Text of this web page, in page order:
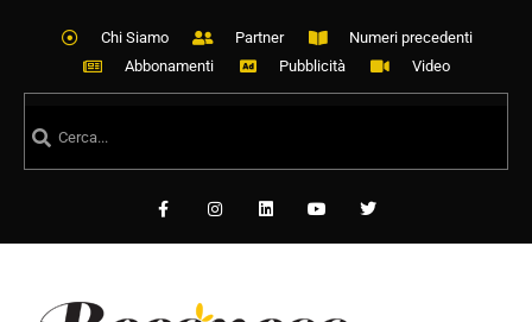
Chi Siamo Partner
Numeri precedenti
Abbonamenti
Pubblicità Video